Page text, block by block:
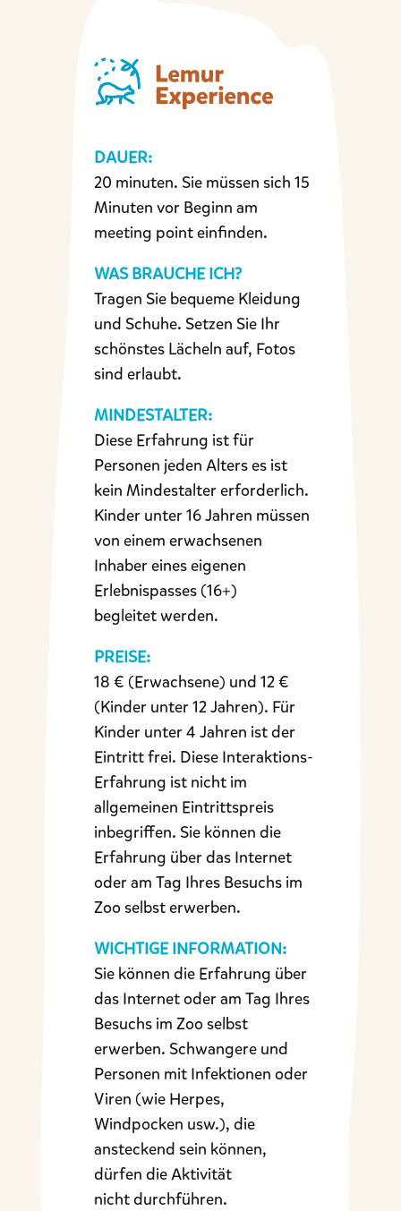
DAUER:
20 minuten. Sie müssen sich 15
Minuten vor Beginn am
meeting point einfinden.
WAS BRAUCHE ICH?
Tragen Sie bequeme Kleidung
und Schuhe. Setzen Sie Ihr
schönstes Lächeln auf, Fotos
sind erlaubt.
MINDESTALTER:
Diese Erfahrung ist für
Personen jeden Alters es ist
kein Mindestalter erforderlich.
Kinder unter 16 Jahren müssen
von einem erwachsenen
Inhaber eines eigenen
Erlebnispasses (16+)
begleitet werden.
PREISE:
18 € (Erwachsene) und 12 €
(Kinder unter 12 Jahren). Für
Kinder unter 4 Jahren ist der
Eintritt frei. Diese Interaktions-
Erfahrung ist nicht im
allgemeinen Eintrittspreis
inbegriffen. Sie können die
Erfahrung über das Internet
oder am Tag Ihres Besuchs im
Zoo selbst erwerben.
WICHTIGE INFORMATION:
Sie können die Erfahrung über
das Internet oder am Tag Ihres
Besuchs im Zoo selbst
erwerben. Schwangere und
Personen mit Infektionen oder
Viren (wie Herpes,
Windpocken usw.), die
ansteckend sein können,
dürfen die Aktivität
nicht durchführen.